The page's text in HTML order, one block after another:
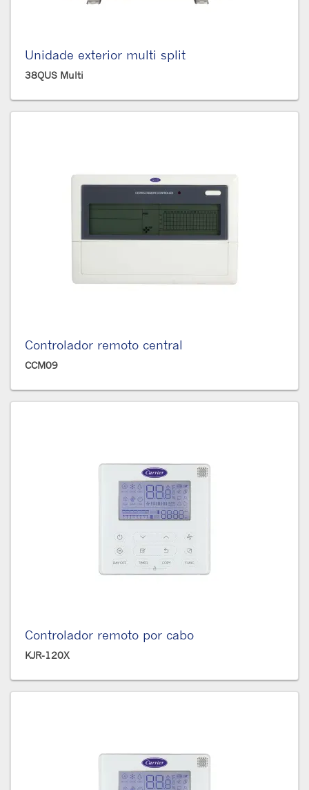
Unidade exterior multi split
38QUS Multi
Controlador remoto central
CCM09
Controlador remoto por cabo
KJR-120X